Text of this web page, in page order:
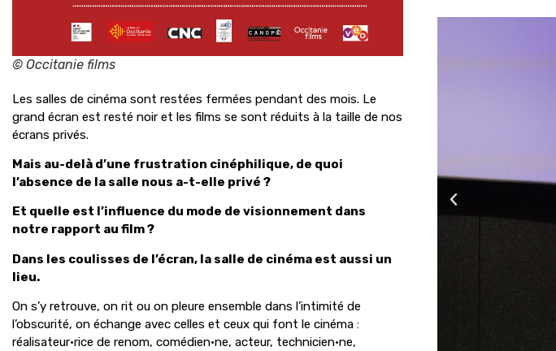
© Occitanie films
Les salles de cinéma sont restées fermées pendant des mois. Le
grand écran est resté noir et les films se sont réduits à la taille de nos
écrans privés.
Mais au-delà d’une frustration cinéphilique, de quoi
l’absence de la salle nous a-t-elle privé ?
Et quelle est l’influence du mode de visionnement dans
notre rapport au film ?
Dans les coulisses de l’écran, la salle de cinéma est aussi un
lieu.
On s’y retrouve, on rit ou on pleure ensemble dans l’intimité de
l’obscurité, on échange avec celles et ceux qui font le cinéma :
réalisateur·rice de renom, comédien·ne, acteur, technicien·ne,